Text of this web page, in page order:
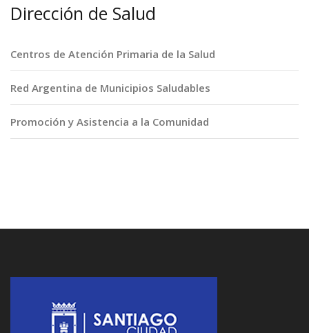
Dirección de Salud
Centros de Atención Primaria de la Salud
Red Argentina de Municipios Saludables
Promoción y Asistencia a la Comunidad